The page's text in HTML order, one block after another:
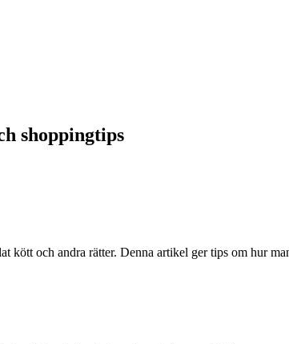
shoppingtips
och andra rätter. Denna artikel ger tips om hur